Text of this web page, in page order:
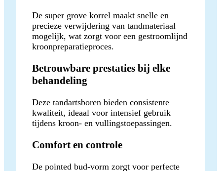
De super grove korrel maakt snelle en
precieze verwijdering van tandmateriaal
mogelijk, wat zorgt voor een gestroomlijnd
kroonpreparatieproces.
Betrouwbare prestaties bij elke
behandeling
Deze tandartsboren bieden consistente
kwaliteit, ideaal voor intensief gebruik
tijdens kroon- en vullingstoepassingen.
Comfort en controle
De pointed bud-vorm zorgt voor perfecte